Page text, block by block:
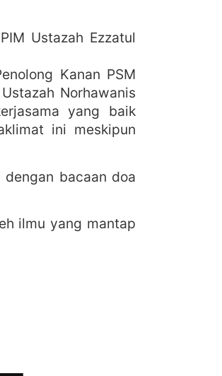
Ustazah Ezzatul
Kanan PSM
Norhawanis
yang baik
ini meskipun
bacaan doa
ilmu yang mantap